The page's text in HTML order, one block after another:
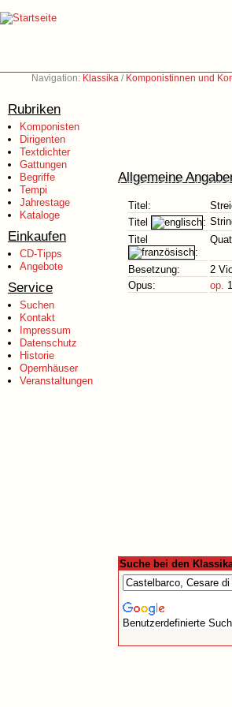
Navigation: Klassika / Komponistinnen und
Rubriken
Komponisten
Dirigenten
Textdichter
Gattungen
Begriffe
Tempi
Jahrestage
Kataloge
Einkaufen
CD-Tipps
Angebote
Service
Suchen
Kontakt
Impressum
Datenschutz
Historie
Opernhäuser
Veranstaltungen
Allgemeine
Titel:
Titel
:
Titel
:
Besetzung:
2
Opus:
op.
Suche bei den
Benutzerdefinierte